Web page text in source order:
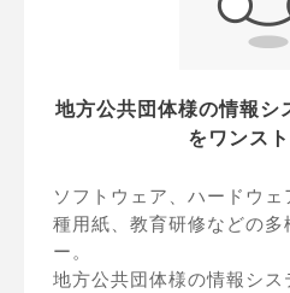
地方公共団体様の情報シ
をワンス
ソフトウェア、ハードウ
種用紙、教育研修などの多
ー。
地方公共団体様の情報シ